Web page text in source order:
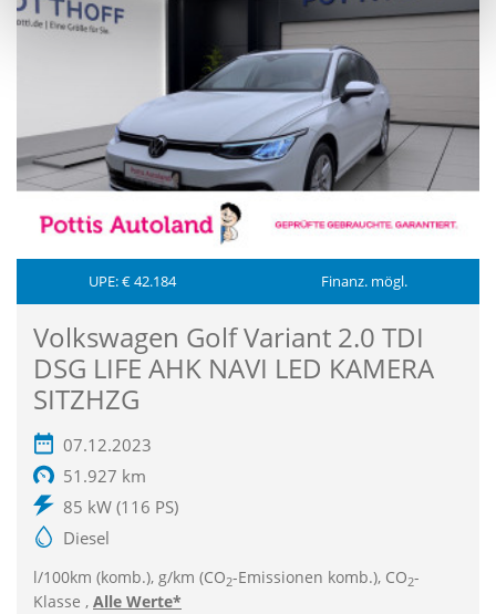
UPE: € 42.184 Finanz. mögl.
Volkswagen Golf Variant 2.0 TDI
DSG LIFE AHK NAVI LED KAMERA
SITZHZG
07.12.2023
51.927 km
85 kW (116 PS)
Diesel
l/100km (komb.), g/km (CO2-Emissionen komb.), CO2-
Klasse , Alle Werte*